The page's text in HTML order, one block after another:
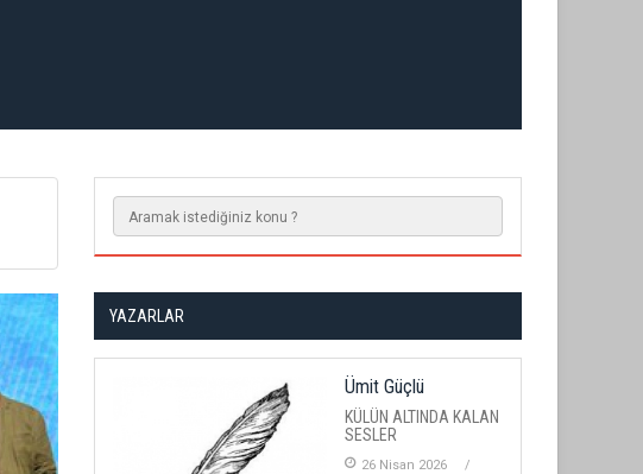
YAZARLAR
Ümit Güçlü
KÜLÜN ALTINDA KALAN
SESLER
26 Nisan 2026